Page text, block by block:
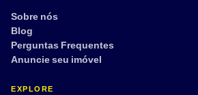
Sobre nós
Blog
Perguntas Frequentes
Anuncie seu imóvel
EXPLORE